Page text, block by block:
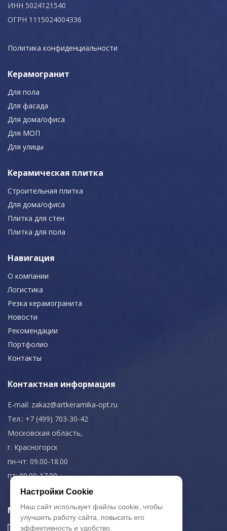
ИНН 5024121540
ОГРН 1115024004336
Политика конфиденциальности
Керамогранит
Для пола
Для фасада
Для дома/офиса
Для МОП
Для улицы
Керамическая плитка
Строительная плитка
Для дома/офиса
Плитка для стен
Плитка для пола
Навигация
О компании
Логистика
Резка керамогранита
Новости
Рекомендации
Портфолио
Контакты
Контактная информация
E-mail: zakaz@artkeramika-opt.ru
Тел.: +7 (499) 703-30-42
Московская область,
г. Красногорск
пн-чт: 09.00-18.00
пт: 09.00-17.00
Мы в соц. сетях
Настройки Cookie
Наш сайт использует файлы cookie, чтобы
улучшить работу сайта, повысить его
эффективность и удобство.